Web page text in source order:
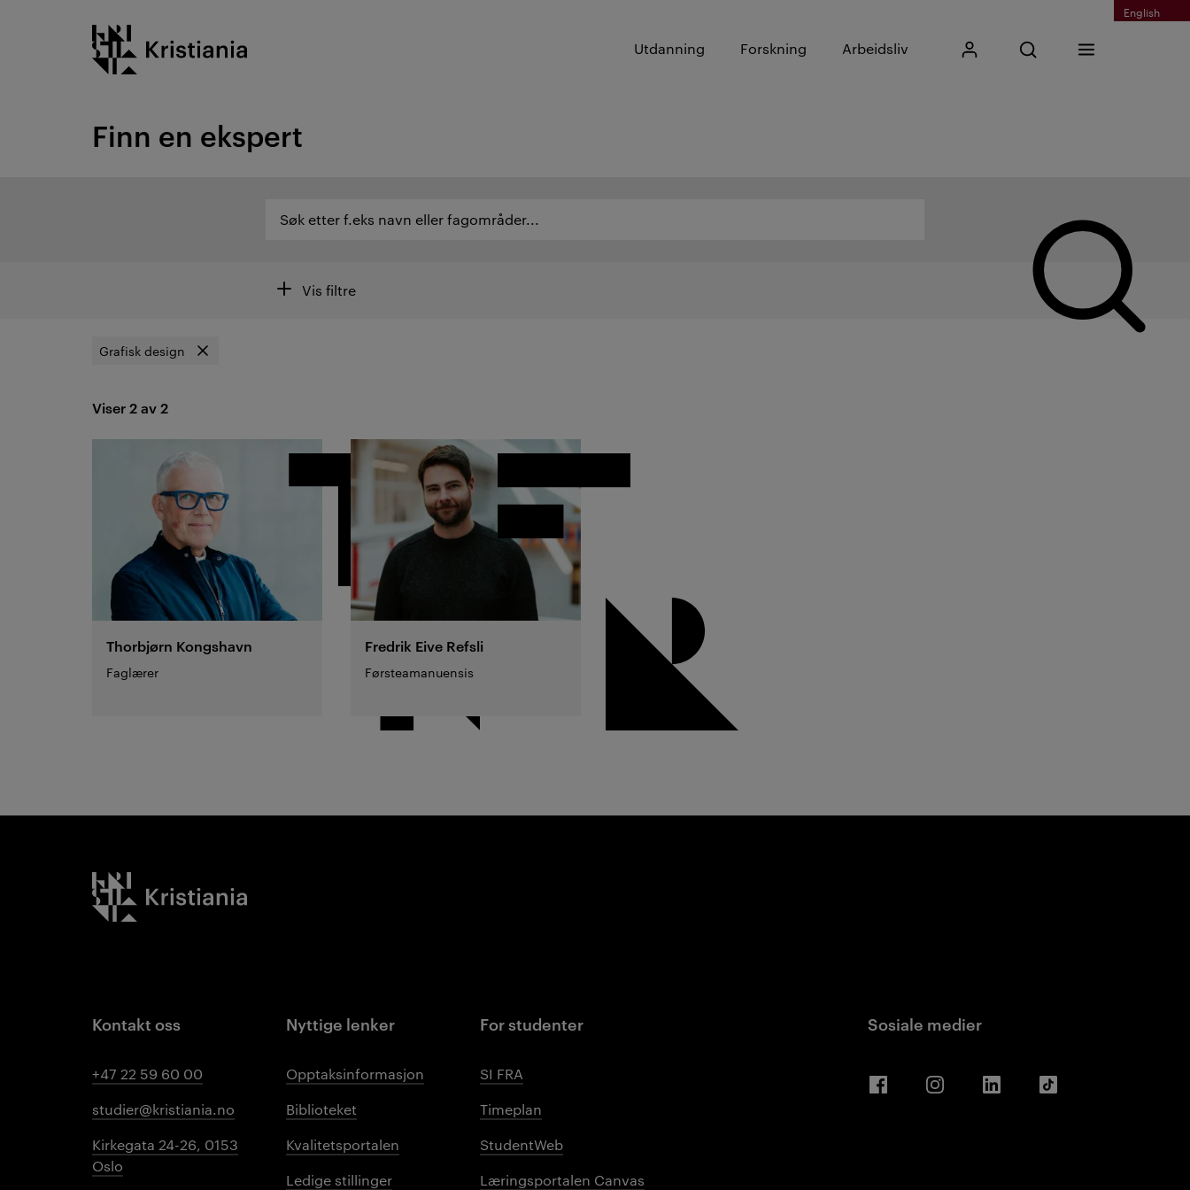
English
Kristiania logo
Utdanning Forskning Arbeidsliv Mitt KristianiaÅpne søk
Skriv inn søkefrase
Søk
Meny
Finn en ekspert
Søk etter ekspertområde eller ansatte
Søk etter f.eks navn eller fagområder...
Vis filtre
Grafisk design
Fjern filter
Resultat
Viser 2 av 2
Thorbjørn Kongshavn
Faglærer
Fredrik Eive Refsli
Førsteamanuensis
Kristiania logo
Kontakt oss
+47 22 59 60 00
studier@kristiania.no
Kirkegata 24-26, 0153
Oslo
Nyttige lenker
Opptaksinformasjon
Biblioteket
Kvalitetsportalen
Ledige stillinger
For studenter
SI FRA
Timeplan
StudentWeb
Læringsportalen Canvas
Sosiale medier